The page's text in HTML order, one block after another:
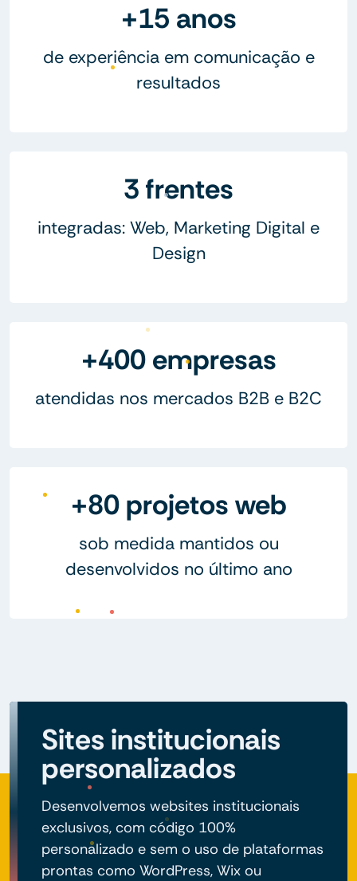
+15 anos
de experiência em comunicação e
resultados
3 frentes
integradas: Web, Marketing Digital e
Design
+400 empresas
atendidas nos mercados B2B e B2C
+80 projetos web
sob medida mantidos ou
desenvolvidos no último ano
Sites institucionais
personalizados
Desenvolvemos websites institucionais
exclusivos, com código 100%
personalizado e sem o uso de plataformas
prontas como WordPress, Wix ou